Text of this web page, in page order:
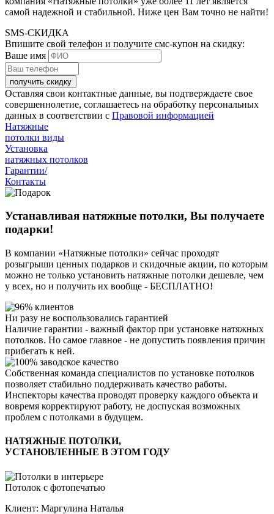
самой надежной и стабильной. Ниже цен Вам точно не найти!
SMS-СКИДКА
Впишите свой телефон и получите смс-купон на скидку:
Ваше имя
получить скидку
Оставляя свои контактные данные, вы подтверждаете свое
совершеннолетие, соглашаетесь на обработку персональных
данных в соответствии с Правовой информацией
Натяжные
потолки виды
Установка
натяжных потолков
Гарантии/
Контакты
Устанавливая натяжные потолки, Вы получаете
подарки!
В компании «Натяжные потолки» сейчас проходят
розыгрыши ценных подарков и скидочные акции, по которым
можно не только установить натяжные потолки дешевле, чем
у всех, но и получить их вообще - БЕСПЛАТНО!
Ни разу не воспользовались гарантией
Наличие гарантии - важный фактор при установке натяжных
потолков. Но самое главное - не допустить появления причин
прибегать к ней.
Собственная команда специалистов по установке потолков
позволяет стабильно поддерживать качество работы.
Инспекторы качества проводят проверку каждого объекта и
вовремя корректируют работу, не доспуская возможных
проблем с потолками в будущем.
НАТЯЖНЫЕ ПОТОЛКИ,
УСТАНОВЛЕННЫЕ В ЭТОМ ГОДУ
Потолок с фотопечатью
Клиент: Маргулина Наталья